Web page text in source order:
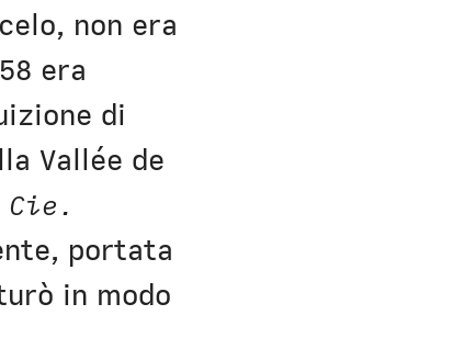
non era
era
di
Vallée de
Cie.
portata
in modo